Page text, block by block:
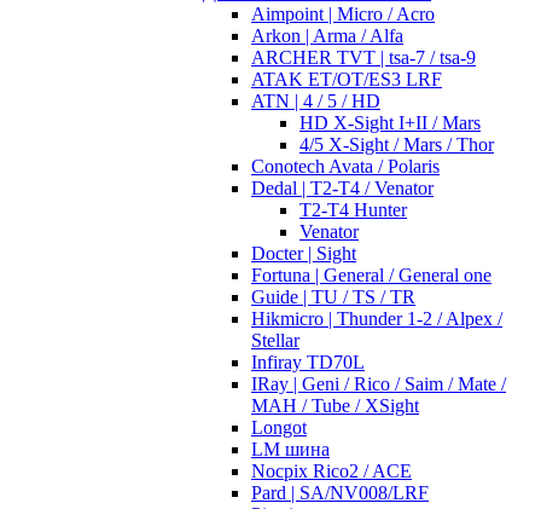
Aimpoint | Micro / Acro
Arkon | Arma / Alfa
ARCHER TVT | tsa-7 / tsa-9
ATAK ET/OT/ES3 LRF
ATN | 4 / 5 / HD
HD X-Sight I+II / Mars
4/5 X-Sight / Mars / Thor
Conotech Avata / Polaris
Dedal | T2-T4 / Venator
T2-T4 Hunter
Venator
Docter | Sight
Fortuna | General / General one
Guide | TU / TS / TR
Hikmicro | Thunder 1-2 / Alpex /
Stellar
Infiray TD70L
IRay | Geni / Rico / Saim / Mate /
MAH / Tube / XSight
Longot
LM шина
Nocpix Rico2 / ACE
Pard | SA/NV008/LRF